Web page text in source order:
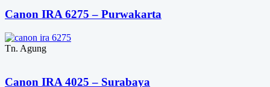
Canon IRA 6275 – Purwakarta
Tn. Agung
Canon IRA 4025 – Surabaya